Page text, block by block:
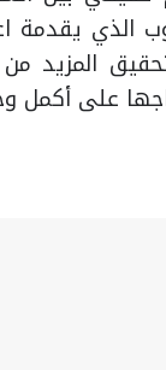
الذي يقدمة
المزيد
على أكمل